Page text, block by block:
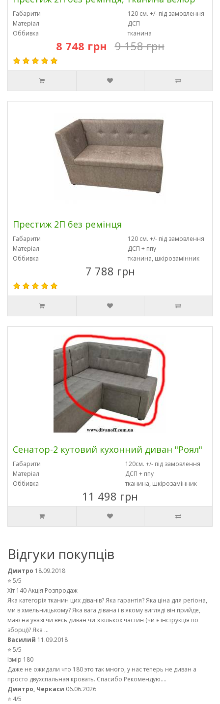
Габарити
120 см. +/- під замовлення
Матеріал
ДСП
Оббивка
тканина
8 748 грн 9 158 грн
Престиж 2П без ремінця
Габарити
120 см. +/- під замовлення
Матеріал
ДСП + ппу
Оббивка
тканина, шкірозамінник
7 788 грн
Сенатор-2 кутовий кухонний диван "Роял"
Габарити
120см. +/- під замовлення
Матеріал
ДСП + ппу
Оббивка
тканина, шкірозамінник
11 498 грн
Відгуки покупців
Дмитро 18.09.2018
⭐ 5/5
Хіт 140 Акція Розпродаж
Яка категорія тканин цих діванів? Яка гарантія? Яка ціна для регіона,
ми в хмельницькому? Яка вага дівана і в якому вигляді він прийде,
маю на увазі чи весь диван чи з кількох частин (чи є інструкція по
зборці)? Яка ...
Василий 11.09.2018
⭐ 5/5
Ізмір 180
Даже не ожидали что 180 это так много, у нас теперь не диван а
просто двухспальная кровать. Спасибо Рекомендую....
Дмитро, Черкаси 06.06.2026
⭐ 4/5